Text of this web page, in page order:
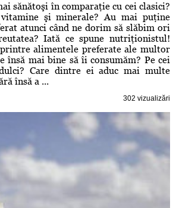
sănătoşi în comparaţie cu cei clasici?
şi minerale? Au mai puţine
atunci când ne dorim să slăbim ori
Iată ce spune nutriţionistul!
alimentele preferate ale multor
însă mai bine să îi consumăm? Pe cei
Care dintre ei aduc mai multe
însă a ...
302 vizualizări